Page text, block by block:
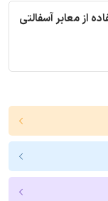
از معابر آسفالتی